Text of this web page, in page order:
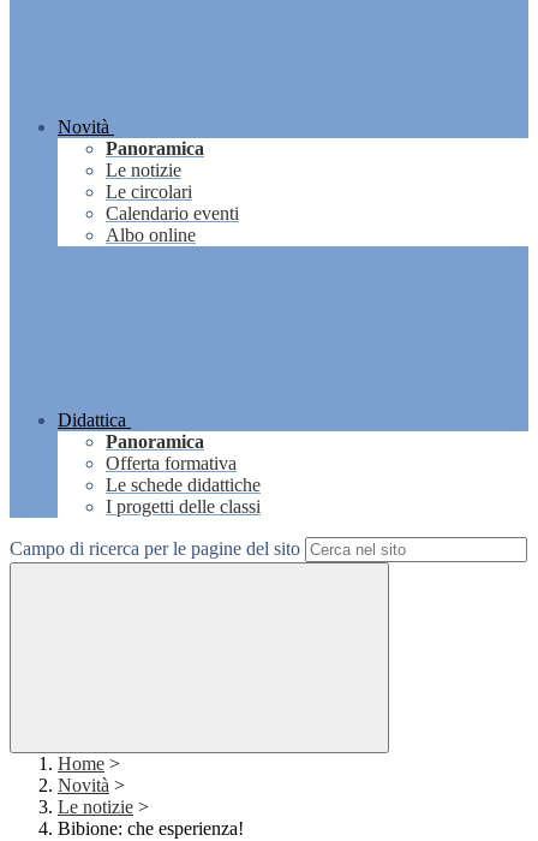
Novità
Panoramica
Le notizie
Le circolari
Calendario eventi
Albo online
Didattica
Panoramica
Offerta formativa
Le schede didattiche
I progetti delle classi
Campo di ricerca per le pagine del sito
Home >
Novità >
Le notizie >
Bibione: che esperienza!